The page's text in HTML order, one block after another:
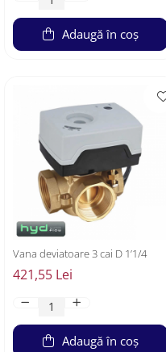
Adaugă în coș
Vana deviatoare 3 cai D 1’1/4
421,55 Lei
Adaugă în coș